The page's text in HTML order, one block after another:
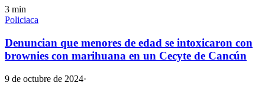
3 min
Policiaca
Denuncian que menores de edad se intoxicaron con
brownies con marihuana en un Cecyte de Cancún
9 de octubre de 2024·